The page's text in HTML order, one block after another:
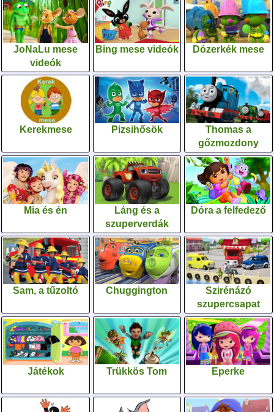
JoNaLu mese
videók
Bing mese videók Dózerkék mese
Kerekmese Pizsihősök
Thomas a
gőzmozdony
Mia és én
Láng és a
szuperverdák
Dóra a felfedező
Sam, a tűzoltó Chuggington
Szirénázó
szupercsapat
Játékok Trükkös Tom Eperke